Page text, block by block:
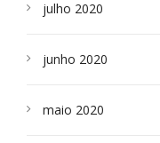
julho 2020
junho 2020
maio 2020